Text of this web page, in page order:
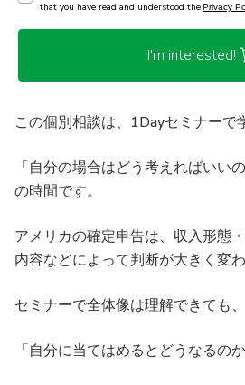
that you have read and understood thePrivacy
I'm interested!
この個別相談は、1Dayセミナーで
「自分の場合はどう考えればいい
の時間です。
アメリカの確定申告は、収入形態
内容などによって判断が大きく変わ
セミナーで全体像は理解できても、
「自分に当てはめるとどうなるのか